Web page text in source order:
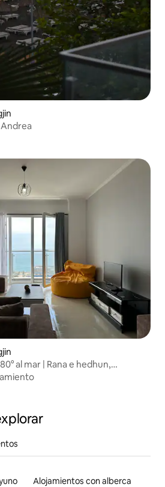
al mar | Rana e hedhun,
Alojamientos con alberca